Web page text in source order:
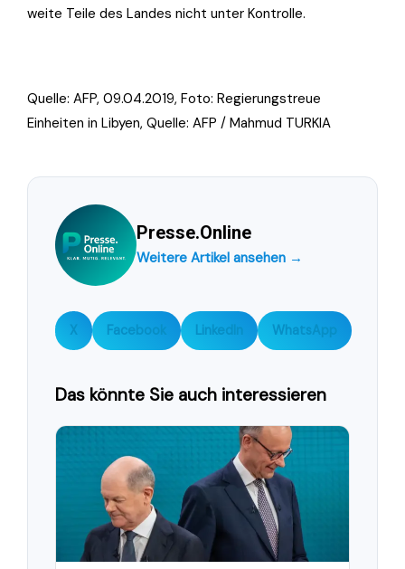
weite Teile des Landes nicht unter Kontrolle.
Quelle: AFP, 09.04.2019, Foto: Regierungstreue
Einheiten in Libyen, Quelle: AFP / Mahmud TURKIA
Presse.Online
Weitere Artikel ansehen →
X Facebook LinkedIn WhatsApp
Das könnte Sie auch interessieren